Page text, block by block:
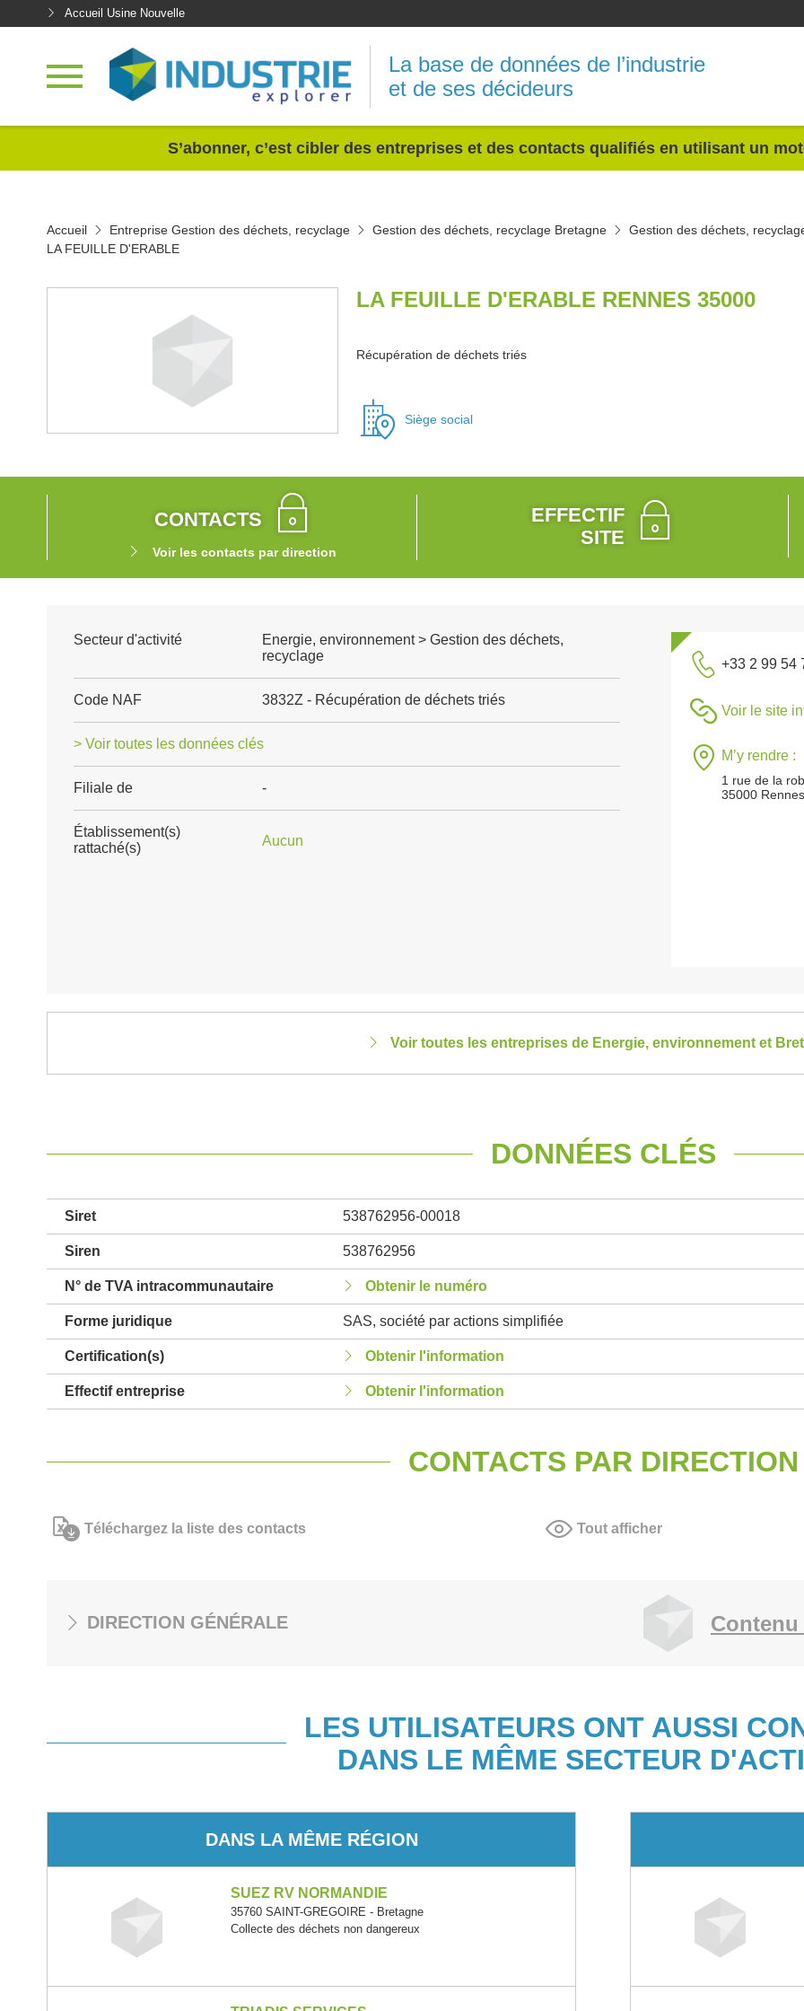
Accueil Usine Nouvelle
La base de données de l’industrie
et de ses décideurs
S’abonner, c’est cibler des entreprises et des contacts qualifiés en utilisant un
Accueil Entreprise Gestion des déchets, recyclage Gestion des déchets, recyclage Bretagne
Gestion des déchets,
LA FEUILLE D'ERABLE
LA FEUILLE D'ERABLE RENNES 35000
Récupération de déchets triés
Siège social
CONTACTS
Voir les contacts par direction
EFFECTIF
SITE
Secteur d'activité
Energie, environnement > Gestion des déchets,
recyclage
Code NAF 3832Z - Récupération de déchets triés
> Voir toutes les données clés
Filiale de -
Établissement(s)
rattaché(s)
Aucun
+33 2 99 54
Voir le site
M’y rendre :
1 rue de la
35000 Rennes
Voir toutes les entreprises de Energie, environnement et
DONNÉES CLÉS
Siret 538762956-00018
Siren 538762956
N° de TVA intracommunautaire Obtenir le numéro
Forme juridique SAS, société par actions simplifiée
Certification(s) Obtenir l'information
Effectif entreprise Obtenir l'information
CONTACTS PAR DIRECTION
Téléchargez la liste des contacts Tout afficher
DIRECTION GÉNÉRALE
LES UTILISATEURS ONT AUSSI
DANS LE MÊME SECTEUR
DANS LA MÊME RÉGION
SUEZ RV NORMANDIE
35760 SAINT-GREGOIRE - Bretagne
Collecte des déchets non dangereux